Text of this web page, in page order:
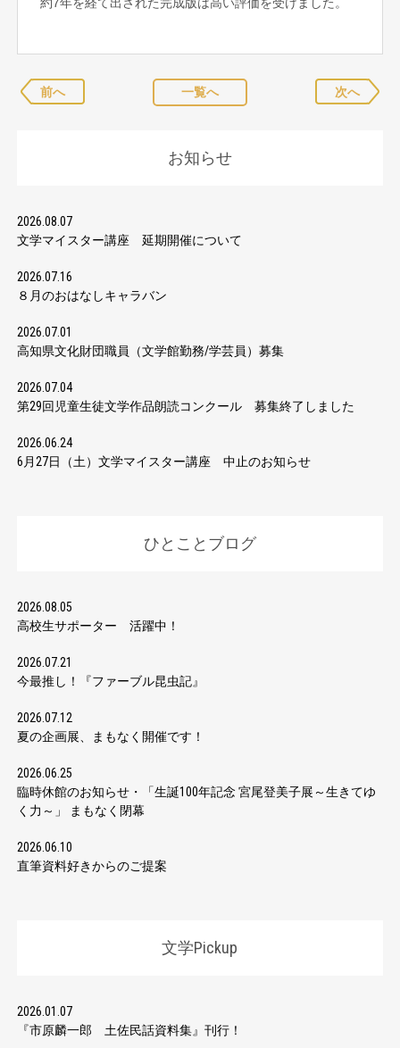
前へ 一覧へ 次へ
お知らせ
2026.08.07
文学マイスター講座 延期開催について
2026.07.16
８月のおはなしキャラバン
2026.07.01
高知県文化財団職員（文学館勤務/学芸員）募集
2026.07.04
第29回児童生徒文学作品朗読コンクール 募集終了しました
2026.06.24
6月27日（土）文学マイスター講座 中止のお知らせ
ひとことブログ
2026.08.05
高校生サポーター 活躍中！
2026.07.21
今最推し！『ファーブル昆虫記』
2026.07.12
夏の企画展、まもなく開催です！
2026.06.25
臨時休館のお知らせ・「生誕100年記念 宮尾登美子展～生きてゆ
く力～」 まもなく閉幕
2026.06.10
直筆資料好きからのご提案
文学Pickup
2026.01.07
『市原麟一郎 土佐民話資料集』刊行！